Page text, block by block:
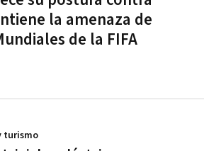
la amenaza de
de la FIFA
turismo